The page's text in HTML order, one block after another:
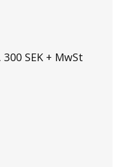
SEK + MwSt